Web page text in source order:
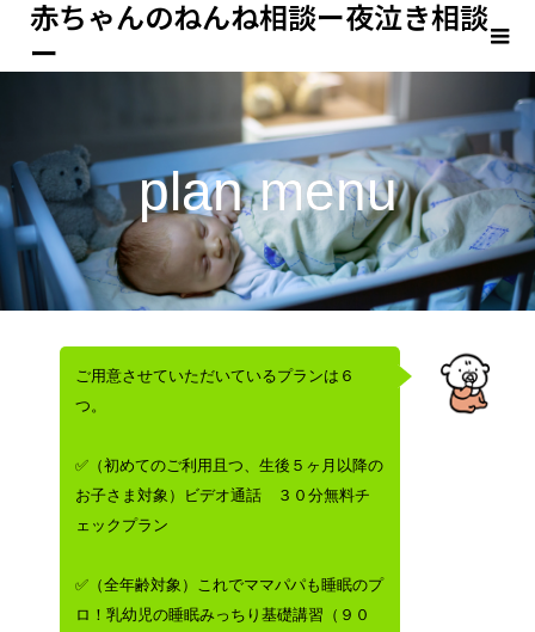
赤ちゃんのねんね相談ー夜泣き相談
ー
plan menu
ご用意させていただいているプランは６
つ。
✅（初めてのご利用且つ、生後５ヶ月以降の
お子さま対象）ビデオ通話 ３０分無料チ
ェックプラン
✅（全年齢対象）これでママパパも睡眠のプ
ロ！乳幼児の睡眠みっちり基礎講習（９０